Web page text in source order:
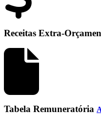
Receitas Extra-
Tabela Remuneratória